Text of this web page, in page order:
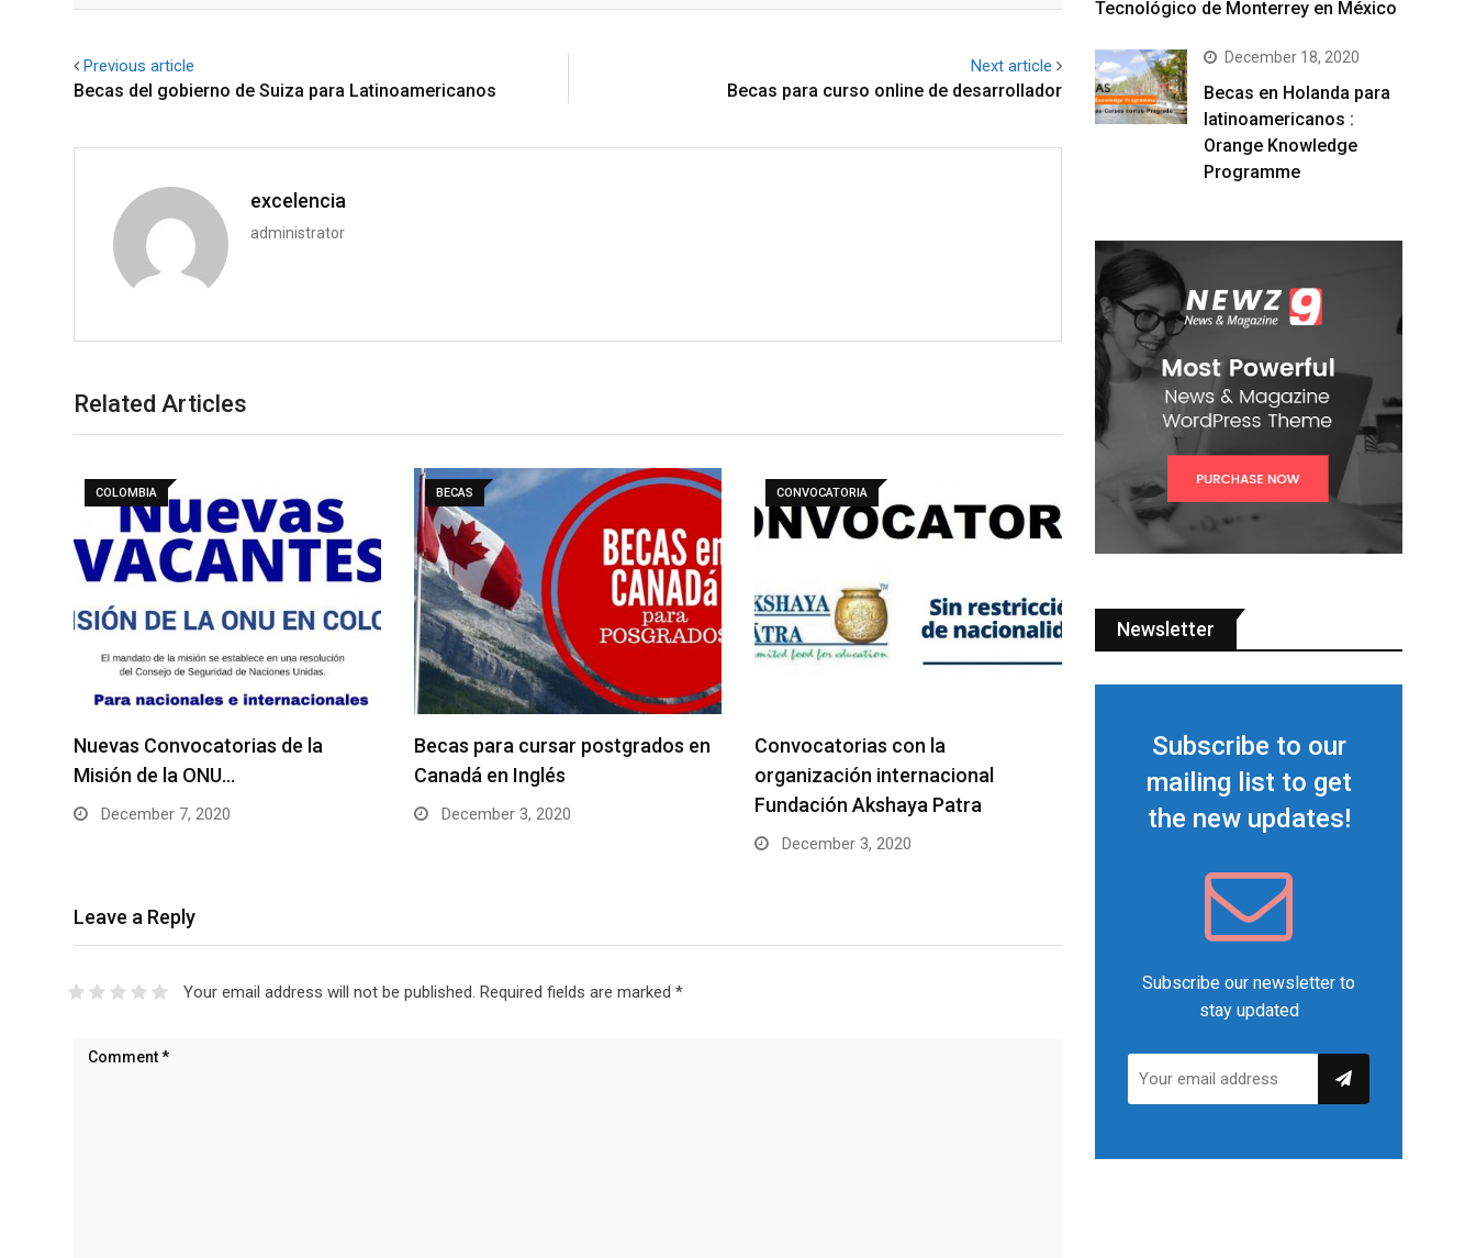
Previous article
Becas del gobierno de Suiza para Latinoamericanos
Next article
Becas para curso online de desarrollador
excelencia
administrator
Related Articles
COLOMBIA
Nuevas Convocatorias de la
Misión de la ONU…
December 7, 2020
BECAS
Becas para cursar postgrados en
Canadá en Inglés
December 3, 2020
CONVOCATORIA
Convocatorias con la
organización internacional
Fundación Akshaya Patra
December 3, 2020
Leave a Reply
Your email address will not be published. Required fields are marked *
Tecnológico de Monterrey en México
December 18, 2020
Becas en Holanda para
latinoamericanos :
Orange Knowledge
Programme
Newsletter
Subscribe to our
mailing list to get
the new updates!
Subscribe our newsletter to
stay updated